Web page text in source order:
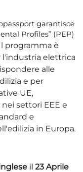
garantisce
Profiles” (PEP)
programma è
l'industria elettrica
alle
e per
UE,
settori EEE e
e
in Europa.
il 23 Aprile